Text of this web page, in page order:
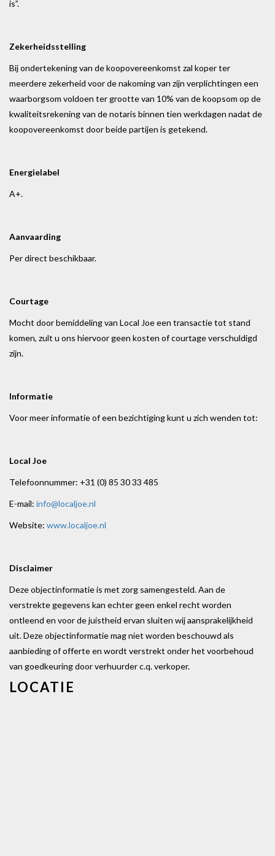
is”.
Zekerheidsstelling
Bij ondertekening van de koopovereenkomst zal koper ter
meerdere zekerheid voor de nakoming van zijn verplichtingen een
waarborgsom voldoen ter grootte van 10% van de koopsom op de
kwaliteitsrekening van de notaris binnen tien werkdagen nadat de
koopovereenkomst door beide partijen is getekend.
Energielabel
A+.
Aanvaarding
Per direct beschikbaar.
Courtage
Mocht door bemiddeling van Local Joe een transactie tot stand
komen, zult u ons hiervoor geen kosten of courtage verschuldigd
zijn.
Informatie
Voor meer informatie of een bezichtiging kunt u zich wenden tot:
Local Joe
Telefoonnummer: +31 (0) 85 30 33 485
E-mail: info@localjoe.nl
Website: www.localjoe.nl
Disclaimer
Deze objectinformatie is met zorg samengesteld. Aan de
verstrekte gegevens kan echter geen enkel recht worden
ontleend en voor de juistheid ervan sluiten wij aansprakelijkheid
uit. Deze objectinformatie mag niet worden beschouwd als
aanbieding of offerte en wordt verstrekt onder het voorbehoud
van goedkeuring door verhuurder c.q. verkoper.
LOCATIE